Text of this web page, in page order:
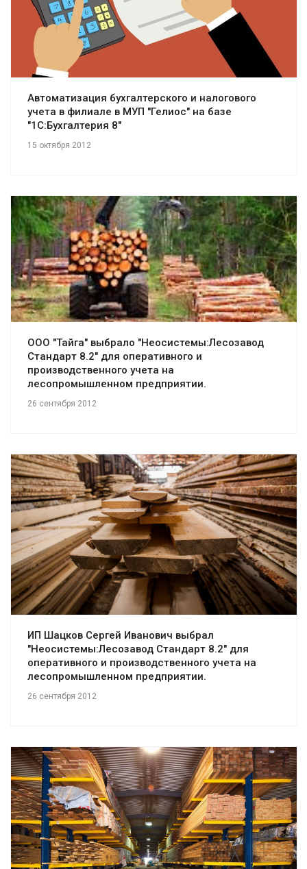
Автоматизация бухгалтерского и налогового
учета в филиале в МУП "Гелиос" на базе
"1С:Бухгалтерия 8"
15 октября 2012
Смотреть проект
ООО "Тайга" выбрало "Неосистемы:Лесозавод
Стандарт 8.2" для оперативного и
производственного учета на
лесопромышленном предприятии.
26 сентября 2012
Смотреть проект
ИП Шацков Сергей Иванович выбрал
"Неосистемы:Лесозавод Стандарт 8.2" для
оперативного и производственного учета на
лесопромышленном предприятии.
26 сентября 2012
Смотреть проект